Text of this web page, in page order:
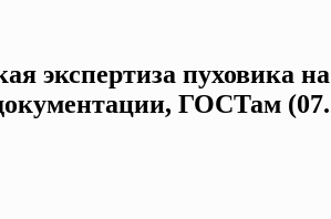
экспертиза пуховика
ГОСТам